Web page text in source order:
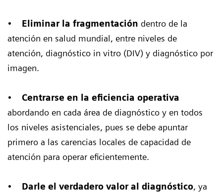
• Eliminar la fragmentación dentro de la
atención en salud mundial, entre niveles de
atención, diagnóstico in vitro (DIV) y diagnóstico por
imagen.
• Centrarse en la eficiencia operativa
abordando en cada área de diagnóstico y en todos
los niveles asistenciales, pues se debe apuntar
primero a las carencias locales de capacidad de
atención para operar eficientemente.
• Darle el verdadero valor al diagnóstico, ya